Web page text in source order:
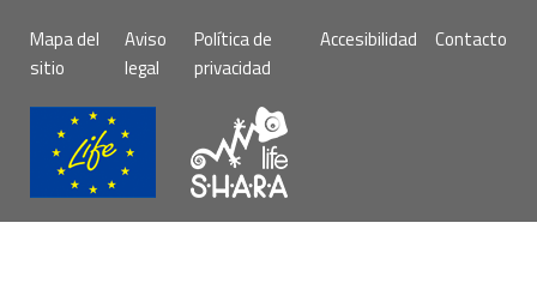
de
página
Mapa del
sitio
Aviso
legal
Política de
privacidad
Accesibilidad Contacto